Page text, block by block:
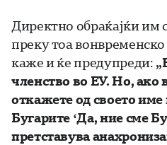
Директно обраќајќи им
преку тоа
каже и ќе предупреди:
членство во ЕУ. Но, ако
откажете од своето
Бугарите ‘Да, ние сме
претставува